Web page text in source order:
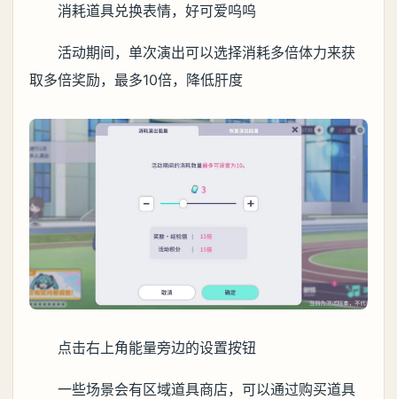
消耗道具兑换表情，好可爱呜呜
活动期间，单次演出可以选择消耗多倍体力来获
取多倍奖励，最多10倍，降低肝度
点击右上角能量旁边的设置按钮
一些场景会有区域道具商店，可以通过购买道具